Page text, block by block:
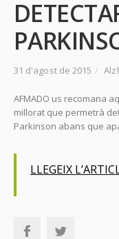
31 d'agost de 2015 /
AFMADO us recomana
millorat que permetrà
Parkinson abans que
LLEGEIX